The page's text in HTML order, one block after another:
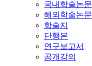
국내학술논문
해외학술논문
학술지
단행본
연구보고서
공개강의